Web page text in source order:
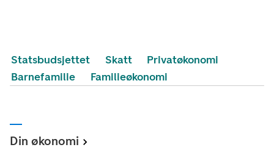
Statsbudsjettet Skatt
Privatøkonomi
Barnefamilie
Familieøkonomi
Din økonomi